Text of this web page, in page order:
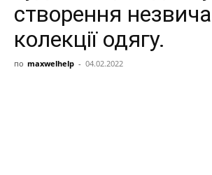
створення
колекції одягу.
по maxwelhelp - 04.02.2022